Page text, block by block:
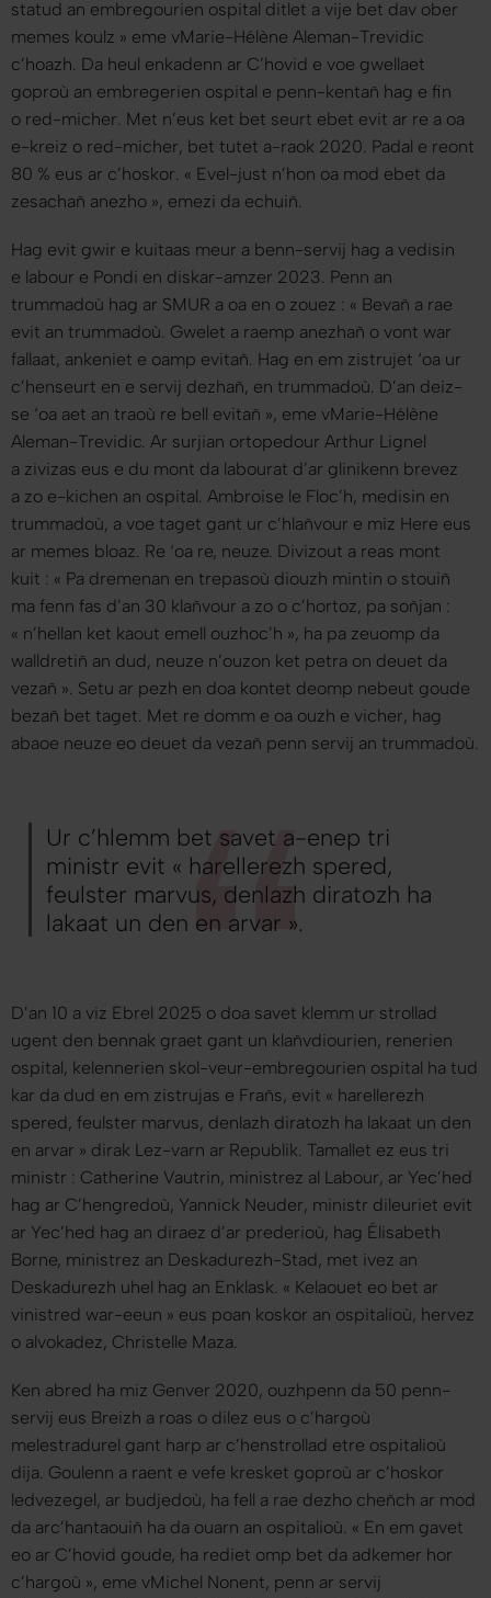
statud an embregourien ospital ditlet a vije bet dav ober
memes koulz » eme vMarie-Hélène Aleman-Trevidic
c’hoazh. Da heul enkadenn ar C’hovid e voe gwellaet
goproù an embregerien ospital e penn-kentañ hag e fin
o red-micher. Met n’eus ket bet seurt ebet evit ar re a oa
e-kreiz o red-micher, bet tutet a-raok 2020. Padal e reont
80 % eus ar c’hoskor. « Evel-just n’hon oa mod ebet da
zesachañ anezho», emezi da echuiñ.
Hag evit gwir e kuitaas meur a benn-servij hag a vedisin
e labour e Pondi en diskar-amzer 2023. Penn an
trummadoù hag ar SMUR a oa en o zouez : « Bevañ a rae
evit an trummadoù. Gwelet a raemp anezhañ o vont war
fallaat, ankeniet e oamp evitañ. Hag en em zistrujet ‘oa ur
c’henseurt en e servij dezhañ, en trummadoù. D’an deiz-
se ‘oa aet an traoù re bell evitañ », eme vMarie-Hélène
Aleman-Trevidic. Ar surjian ortopedour Arthur Lignel
a zivizas eus e du mont da labourat d’ar glinikenn brevez
a zo e-kichen an ospital. Ambroise le Floc’h, medisin en
trummadoù, a voe taget gant ur c’hlañvour e miz Here eus
ar memes bloaz. Re ‘oa re, neuze. Divizout a reas mont
kuit : « Pa dremenan en trepasoù diouzh mintin o stouiñ
ma fenn fas d’an 30 klañvour a zo o c’hortoz, pa soñjan :
« n’hellan ket kaout emell ouzhoc’h », ha pa zeuomp da
walldretiñ an dud, neuze n’ouzon ket petra on deuet da
vezañ ». Setu ar pezh en doa kontet deomp nebeut goude
bezañ bet taget. Met re domm e oa ouzh e vicher, hag
abaoe neuze eo deuet da vezañ penn servij an trummadoù.
Ur c’hlemm bet savet a-enep tri
ministr evit « harellerezh spered,
feulster marvus, denlazh diratozh ha
lakaat un den en arvar ».
D’an 10 a viz Ebrel 2025 o doa savet klemm ur strollad
ugent den bennak graet gant un klañvdiourien, renerien
ospital, kelennerien skol-veur-embregourien ospital ha tud
kar da dud en em zistrujas e Frañs, evit « harellerezh
spered, feulster marvus, denlazh diratozh ha lakaat un den
en arvar » dirak Lez-varn ar Republik. Tamallet ez eus tri
ministr : Catherine Vautrin, ministrez al Labour, ar Yec’hed
hag ar C’hengredoù, Yannick Neuder, ministr dileuriet evit
ar Yec’hed hag an diraez d’ar prederioù, hag Élisabeth
Borne, ministrez an Deskadurezh-Stad, met ivez an
Deskadurezh uhel hag an Enklask. « Kelaouet eo bet ar
vinistred war-eeun » eus poan koskor an ospitalioù, hervez
o alvokadez, Christelle Maza.
Ken abred ha miz Genver 2020, ouzhpenn da 50 penn-
servij eus Breizh a roas o dilez eus o c’hargoù
melestradurel gant harp ar c’henstrollad etre ospitalioù
dija. Goulenn a raent e vefe kresket goproù ar c’hoskor
ledvezegel, ar budjedoù, ha fell a rae dezho cheñch ar mod
da arc’hantaouiñ ha da ouarn an ospitalioù. « En em gavet
eo ar C’hovid goude, ha rediet omp bet da adkemer hor
c’hargoù », eme vMichel Nonent, penn ar servij